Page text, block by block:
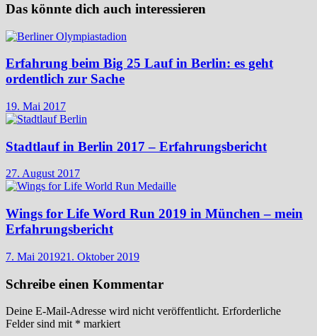
Das könnte dich auch interessieren
Erfahrung beim Big 25 Lauf in Berlin: es geht
ordentlich zur Sache
19. Mai 2017
Stadtlauf in Berlin 2017 – Erfahrungsbericht
27. August 2017
Wings for Life Word Run 2019 in München – mein
Erfahrungsbericht
7. Mai 201921. Oktober 2019
Schreibe einen Kommentar
Deine E-Mail-Adresse wird nicht veröffentlicht. Erforderliche
Felder sind mit * markiert